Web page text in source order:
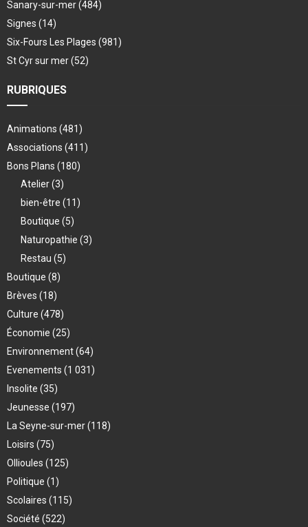
Sanary-sur-mer(484)
Signes (14)
Six-Fours Les Plages (981)
St Cyr sur mer(52)
RUBRIQUES
Animations (481)
Associations (411)
Bons Plans (180)
Atelier(3)
bien-être (11)
Boutique (5)
Naturopathie (3)
Restau (5)
Boutique (8)
Brèves (18)
Culture (478)
Économie (25)
Environnement(64)
Evenements (1 031)
Insolite (35)
Jeunesse (197)
La Seyne-sur-mer(118)
Loisirs (75)
Ollioules (125)
Politique (1)
Scolaires (115)
Société (522)